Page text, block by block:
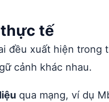
thực tế
đều xuất hiện trong
cảnh khác nhau.
qua mạng, ví dụ